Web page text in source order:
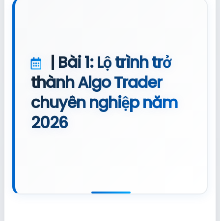
| Bài 1: Lộ trình trở
thành Algo Trader
chuyên nghiệp năm
2026